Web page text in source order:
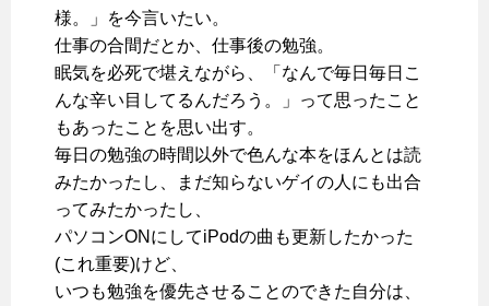
様。」を今言いたい。
仕事の合間だとか、仕事後の勉強。
眠気を必死で堪えながら、「なんで毎日毎日こ
んな辛い目してるんだろう。」って思ったこと
もあったことを思い出す。
毎日の勉強の時間以外で色んな本をほんとは読
みたかったし、まだ知らないゲイの人にも出合
ってみたかったし、
パソコンONにしてiPodの曲も更新したかった
(これ重要)けど、
いつも勉強を優先させることのできた自分は、